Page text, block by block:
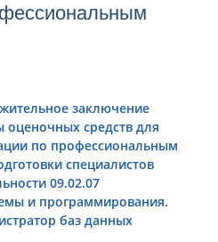
заключение
оценочных средств для
по профессиональным
специалистов
09.02.07
и программирования.
баз данных